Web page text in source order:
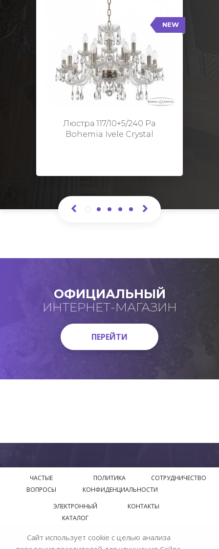
NEW
Люстра 117/10+5/240 Pa
Bohemia Ivele Crystal
117/10+5/240 Pa
Тип: Стеклянный рожок
Цвет арматуры: Патина/
Кол-во ламп: 15
Диаметр: 70 см
ОФИЦИАЛЬНЫЙ
ИНТЕРНЕТ-МАГАЗИН
ПЕРЕЙТИ
ПЕРЕЙТИ
ЧАСТЫЕ
ВОПРОСЫ
ПОЛИТИКА
КОНФИДЕНЦИАЛЬНОСТИ
СОТРУДНИЧЕСТВО
ЭЛЕКТРОННЫЙ
КАТАЛОГ
КОНТАКТЫ
© 2018—2026 Официальный сайт завода производителя
Сайт использует cookie с целью анализа